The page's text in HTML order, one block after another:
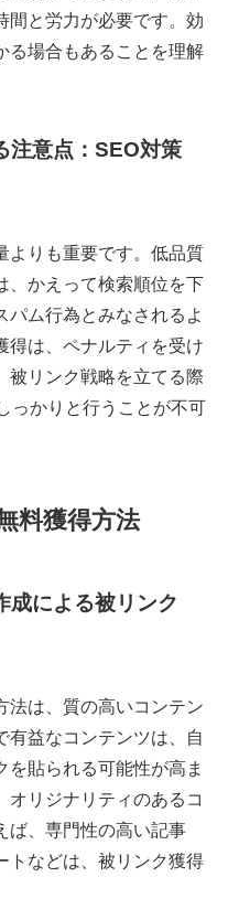
間と労力が必要です。効
る場合もあることを理解
注意点：SEO対策
よりも重要です。低品質
、かえって検索順位を下
パム行為とみなされるよ
得は、ペナルティを受け
被リンク戦略を立てる際
っかりと行うことが不可
料獲得方法
成による被リンク
法は、質の高いコンテン
有益なコンテンツは、自
を貼られる可能性が高ま
オリジナリティのあるコ
ば、専門性の高い記事
トなどは、被リンク獲得